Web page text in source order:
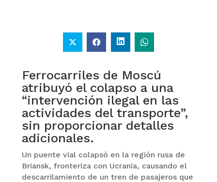
Ferrocarriles de Moscú
atribuyó el colapso a una
“intervención ilegal en las
actividades del transporte”,
sin proporcionar detalles
adicionales.
Un puente vial colapsó en la región rusa de
Briansk, fronteriza con Ucrania, causando el
descarrilamiento de un tren de pasajeros que